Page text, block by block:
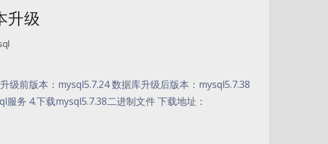
升级
级前版本：mysql5.7.24 数据库升级后版本：mysql5.7.38
务 4.下载mysql5.7.38二进制文件 下载地址：